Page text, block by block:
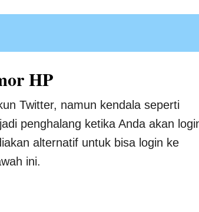
HP
Twitter, namun kendala seperti
penghalang ketika Anda akan
alternatif untuk bisa login ke
ini.